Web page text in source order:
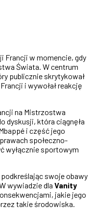
Francji w momencie, gdy
Świata. W centrum
publicznie skrytykował
i wywołał reakcję
na Mistrzostwa
dyskusji, która ciągnęła
i część jego
społeczno-
wyłącznie sportowym
swoje obawy
wywiadzie dla Vanity
jakie jego
takie środowiska.